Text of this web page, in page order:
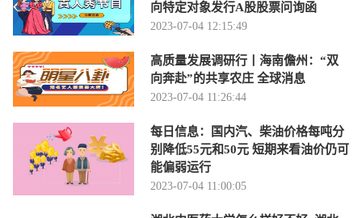
向特定对象发行A股股票问询函
2023-07-04 12:15:49
高质量发展调研行丨海南儋州：“双
向奔赴”的共享农庄 全球消息
2023-07-04 11:26:44
每日信息：国内汽、柴油价格每吨分
别降低55元和50元 短期来看油价仍可
能偏弱运行
2023-07-04 11:00:05